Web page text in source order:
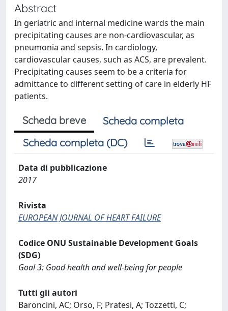
Abstract
In geriatric and internal medicine wards the main
precipitating causes are non-cardiovascular, as
pneumonia and sepsis. In cardiology,
cardiovascular causes, such as ACS, are prevalent.
Precipitating causes seem to be a criteria for
admittance to different setting of care in elderly HF
patients.
Scheda breve
Scheda completa
Scheda completa (DC)
Data di pubblicazione
2017
Rivista
EUROPEAN JOURNAL OF HEART FAILURE
Codice ONU Sustainable Development Goals
(SDG)
Goal 3: Good health and well-being for people
Tutti gli autori
Baroncini, AC; Orso, F; Pratesi, A; Tozzetti, C;